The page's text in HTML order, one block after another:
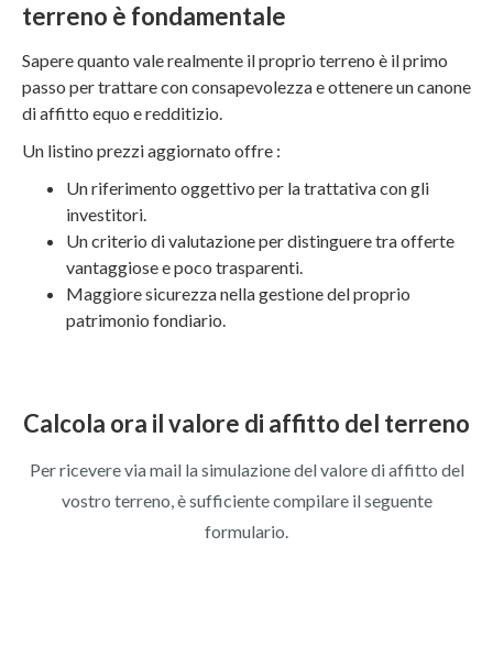
terreno è fondamentale
Sapere quanto vale realmente il proprio terreno è il primo
passo per trattare con consapevolezza e ottenere un canone
di affitto equo e redditizio.
Un listino prezzi aggiornato offre :
Un riferimento oggettivo per la trattativa con gli
investitori.
Un criterio di valutazione per distinguere tra offerte
vantaggiose e poco trasparenti.
Maggiore sicurezza nella gestione del proprio
patrimonio fondiario.
Calcola ora il valore di affitto del terreno
Per ricevere via mail la simulazione del valore di affitto del
vostro terreno, è sufficiente compilare il seguente
formulario.